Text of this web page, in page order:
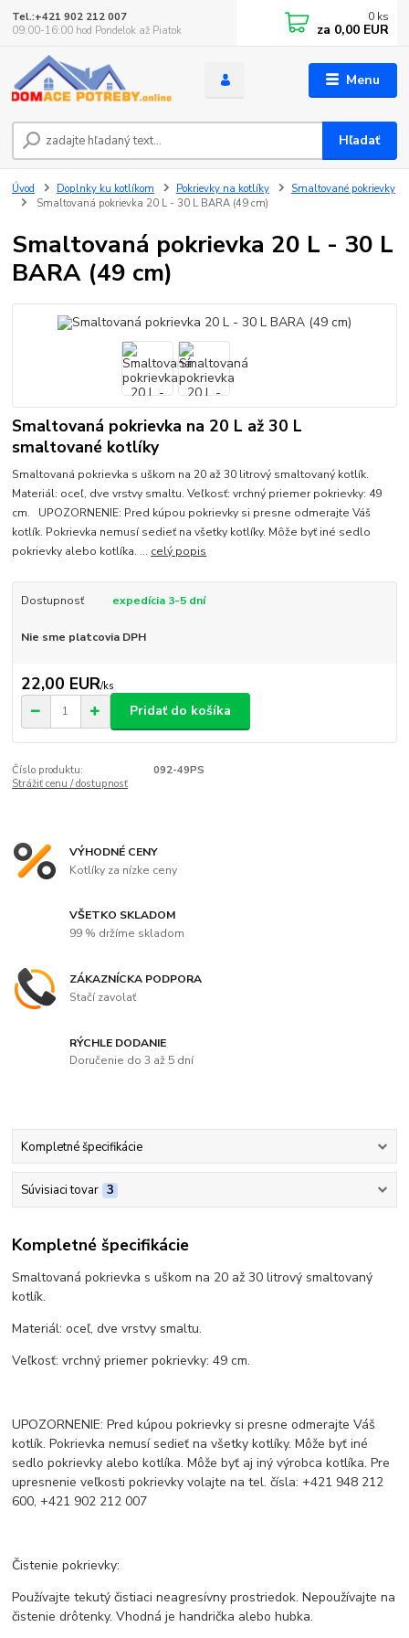
Menu
Hľadať
Tel.:+421 902 212 007
09:00-16:00 hod Pondelok až Piatok
0 ks
za 0,00 EUR
Úvod Doplnky ku kotlíkom Pokrievky na kotlíky
Smaltované pokrievky
Smaltovaná pokrievka 20 L - 30 L BARA (49 cm)
Smaltovaná pokrievka 20 L - 30 L
BARA (49 cm)
Smaltovaná pokrievka na 20 L až 30 L
smaltované kotlíky
Smaltovaná pokrievka s uškom na 20 až 30 litrový smaltovaný kotlík.
Materiál: oceľ, dve vrstvy smaltu. Veľkosť: vrchný priemer pokrievky: 49
cm. UPOZORNENIE: Pred kúpou pokrievky si presne odmerajte Váš
kotlík. Pokrievka nemusí sedieť na všetky kotlíky. Môže byť iné sedlo
pokrievky alebo kotlíka. ... celý popis
Dostupnosť expedícia 3-5 dní
Nie sme platcovia DPH
22,00 EUR/ks
Pridať do košíka
Číslo produktu:
092-49PS
Strážiť cenu / dostupnosť
VÝHODNÉ CENY
Kotlíky za nízke ceny
VŠETKO SKLADOM
99 % držíme skladom
ZÁKAZNÍCKA PODPORA
Stačí zavolať
RÝCHLE DODANIE
Doručenie do 3 až 5 dní
Kompletné špecifikácie
Súvisiaci tovar 3
Kompletné špecifikácie
Smaltovaná pokrievka s uškom na 20 až 30 litrový smaltovaný
kotlík.
Materiál: oceľ, dve vrstvy smaltu.
Veľkosť: vrchný priemer pokrievky: 49 cm.
UPOZORNENIE: Pred kúpou pokrievky si presne odmerajte Váš
kotlík. Pokrievka nemusí sedieť na všetky kotlíky. Môže byť iné
sedlo pokrievky alebo kotlíka. Môže byť aj iný výrobca kotlíka. Pre
upresnenie veľkosti pokrievky volajte na tel. čísla: +421 948 212
600, +421 902 212 007
Čistenie pokrievky:
Používajte tekutý čistiaci neagresívny prostriedok. Nepoužívajte na
čistenie drôtenky. Vhodná je handrička alebo hubka.